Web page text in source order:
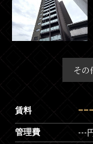
その
賃料 ---
管理費 ---